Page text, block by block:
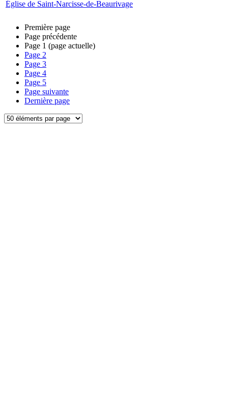
Église de Saint-Narcisse-de-Beaurivage
Première page
Page précédente
Page 1 (page actuelle)
Page 2
Page 3
Page 4
Page 5
Page suivante
Dernière page